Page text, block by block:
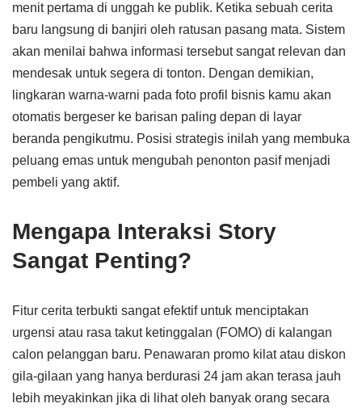
menit pertama di unggah ke publik. Ketika sebuah cerita
baru langsung di banjiri oleh ratusan pasang mata. Sistem
akan menilai bahwa informasi tersebut sangat relevan dan
mendesak untuk segera di tonton. Dengan demikian,
lingkaran warna-warni pada foto profil bisnis kamu akan
otomatis bergeser ke barisan paling depan di layar
beranda pengikutmu. Posisi strategis inilah yang membuka
peluang emas untuk mengubah penonton pasif menjadi
pembeli yang aktif.
Mengapa Interaksi Story
Sangat Penting?
Fitur cerita terbukti sangat efektif untuk menciptakan
urgensi atau rasa takut ketinggalan (FOMO) di kalangan
calon pelanggan baru. Penawaran promo kilat atau diskon
gila-gilaan yang hanya berdurasi 24 jam akan terasa jauh
lebih meyakinkan jika di lihat oleh banyak orang secara